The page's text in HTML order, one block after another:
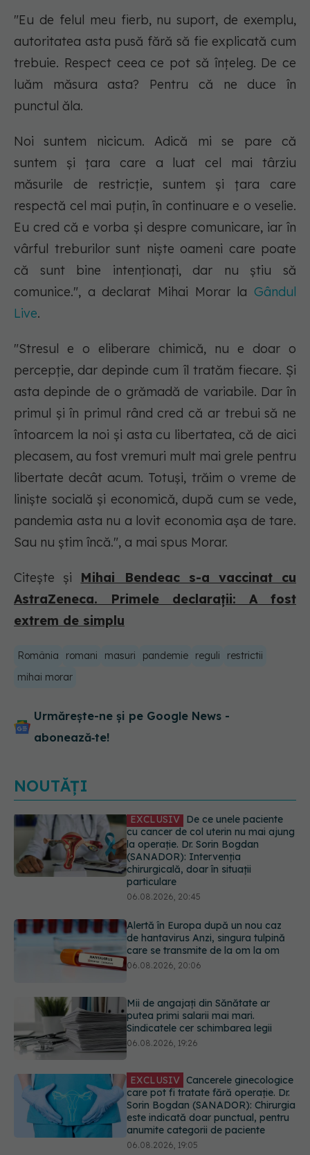
"Eu de felul meu fierb, nu suport, de exemplu,
autoritatea asta pusă fără să fie explicată cum
trebuie. Respect ceea ce pot să înțeleg. De ce
luăm măsura asta? Pentru că ne duce în
punctul ăla.
Noi suntem nicicum. Adică mi se pare că
suntem și țara care a luat cel mai târziu
măsurile de restricție, suntem și țara care
respectă cel mai puțin, în continuare e o veselie.
Eu cred că e vorba și despre comunicare, iar în
vârful treburilor sunt niște oameni care poate
că sunt bine intenționați, dar nu știu să
comunice.", a declarat Mihai Morar la Gândul
Live.
"Stresul e o eliberare chimică, nu e doar o
percepție, dar depinde cum îl tratăm fiecare. Și
asta depinde de o grămadă de variabile. Dar în
primul și în primul rând cred că ar trebui să ne
întoarcem la noi și asta cu libertatea, că de aici
plecasem, au fost vremuri mult mai grele pentru
libertate decât acum. Totuși, trăim o vreme de
liniște socială și economică, după cum se vede,
pandemia asta nu a lovit economia așa de tare.
Sau nu știm încă.", a mai spus Morar.
Citește și Mihai Bendeac s-a vaccinat cu
AstraZeneca. Primele declarații: A fost
extrem de simplu
România romani masuri pandemie reguli
restrictii
mihai morar
Urmărește-ne și pe Google News -
abonează‑te!
NOUTĂȚI
Alertă în Europa după un nou caz
de hantavirus Anzi, singura tulpină
care se transmite de la om la om
06.08.2026, 20:06
putea primi salarii mai mari.
Sindicatele cer schimbarea legii
06.08.2026, 19:26
care pot fi tratate fără operație. Dr.
Sorin Bogdan (SANADOR): Chirurgia
este indicată doar punctual, pentru
anumite categorii de paciente
Greșeala pe care milioane de femei
o fac când își cumpără sutien. Un
medic explică metoda corectă
06.08.2026, 18:08